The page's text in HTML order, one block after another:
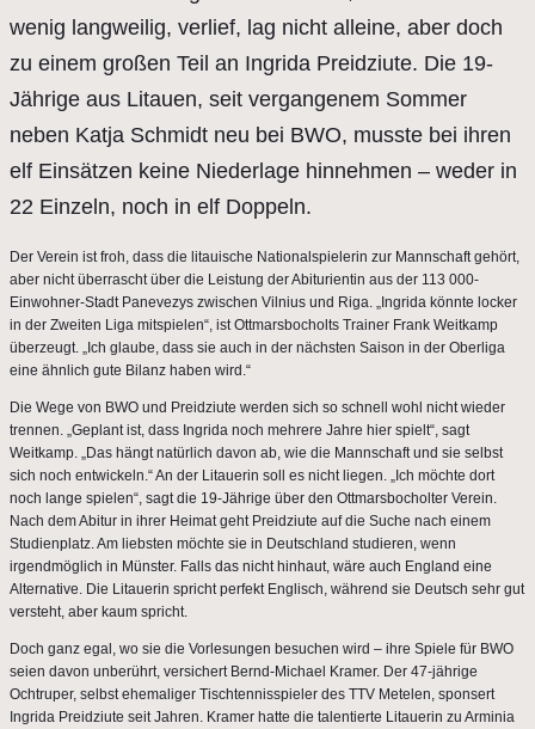
wenig langweilig, verlief, lag nicht alleine, aber doch
zu einem großen Teil an Ingrida Preidziute. Die 19-
Jährige aus Litauen, seit vergangenem Sommer
neben Katja Schmidt neu bei BWO, musste bei ihren
elf Einsätzen keine Niederlage hinnehmen – weder in
22 Einzeln, noch in elf Doppeln.
Der Verein ist froh, dass die litauische Nationalspielerin zur Mannschaft gehört,
aber nicht überrascht über die Leistung der Abiturientin aus der 113 000-
Einwohner-Stadt Panevezys zwischen Vilnius und Riga. „Ingrida könnte locker
in der Zweiten Liga mitspielen“, ist Ottmarsbocholts Trainer Frank Weitkamp
überzeugt. „Ich glaube, dass sie auch in der nächsten Saison in der Oberliga
eine ähnlich gute Bilanz haben wird.“
Die Wege von BWO und Preidziute werden sich so schnell wohl nicht wieder
trennen. „Geplant ist, dass Ingrida noch mehrere Jahre hier spielt“, sagt
Weitkamp. „Das hängt natürlich davon ab, wie die Mannschaft und sie selbst
sich noch entwickeln.“ An der Litauerin soll es nicht liegen. „Ich möchte dort
noch lange spielen“, sagt die 19-Jährige über den Ottmarsbocholter Verein.
Nach dem Abitur in ihrer Heimat geht Preidziute auf die Suche nach einem
Studienplatz. Am liebsten möchte sie in Deutschland studieren, wenn
irgendmöglich in Münster. Falls das nicht hinhaut, wäre auch England eine
Alternative. Die Litauerin spricht perfekt Englisch, während sie Deutsch sehr gut
versteht, aber kaum spricht.
Doch ganz egal, wo sie die Vorlesungen besuchen wird – ihre Spiele für BWO
seien davon unberührt, versichert Bernd-Michael Kramer. Der 47-jährige
Ochtruper, selbst ehemaliger Tischtennisspieler des TTV Metelen, sponsert
Ingrida Preidziute seit Jahren. Kramer hatte die talentierte Litauerin zu Arminia